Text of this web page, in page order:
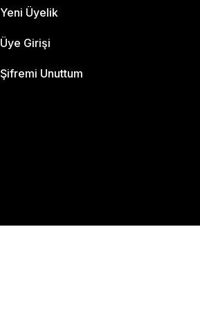
Yeni Üyelik
Üye Girişi
Şifremi Unuttum